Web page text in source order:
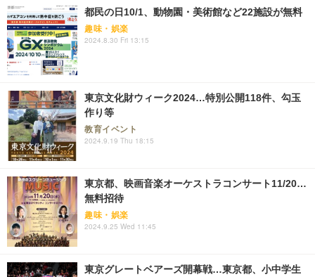
都民の日10/1、動物園・美術館など22施設が無料
趣味・娯楽
2024.8.30 Fri 13:15
東京文化財ウィーク2024…特別公開118件、勾玉
作り等
教育イベント
2024.9.19 Thu 18:15
東京都、映画音楽オーケストラコンサート11/20…
無料招待
趣味・娯楽
2024.9.25 Wed 11:45
東京グレートベアーズ開幕戦…東京都、小中学生